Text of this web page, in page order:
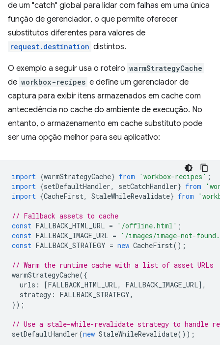
de um "catch" global para lidar com falhas em uma única
função de gerenciador, o que permite oferecer
substitutos diferentes para valores de
request.destination distintos.
O exemplo a seguir usa o roteiro warmStrategyCache
de workbox-recipes e define um gerenciador de
captura para exibir itens armazenados em cache com
antecedência no cache do ambiente de execução. No
entanto, o armazenamento em cache substituto pode
ser uma opção melhor para seu aplicativo:
import {warmStrategyCache} from 'workbox-recipes' ;
import {setDefaultHandler, setCatchHandler} from
import {CacheFirst, StaleWhileRevalidate} from
// Fallback assets to cache
const FALLBACK_HTML_URL = '/offline.html' ;
const FALLBACK_IMAGE_URL =
'/images/image-not-
const FALLBACK_STRATEGY = new CacheFirst();
// Warm the runtime cache with a list of asset URLs
warmStrategyCache({
urls : [FALLBACK_HTML_URL, FALLBACK_IMAGE_URL],
strategy : FALLBACK_STRATEGY,
});
// Use a stale-while-revalidate strategy to handle
setDefaultHandler(new StaleWhileRevalidate());